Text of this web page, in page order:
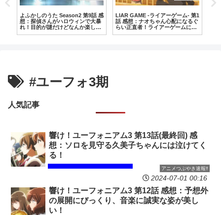
よふかしのうた Season2 第9話 感
想：探偵さんがハロウィンで大暴
れ！目的が謎だけどなんか楽しそ
LIAR GAME -ライアーゲーム- 第1
話 感想：ナオちゃん心配になるぐ
らい正直者！ライアーゲームに圧
#ユーフォ3期
人気記事
アニメつぶやき速報‼︎
響け！ユーフォニアム3 第13話(最終回) 感
想：ソロを見守る久美子ちゃんには泣けてく
る！
2024-07-01 00:16
響け！ユーフォニアム3 第12話 感想：予想外
の展開にびっくり、音楽に誠実な姿が美し
い！